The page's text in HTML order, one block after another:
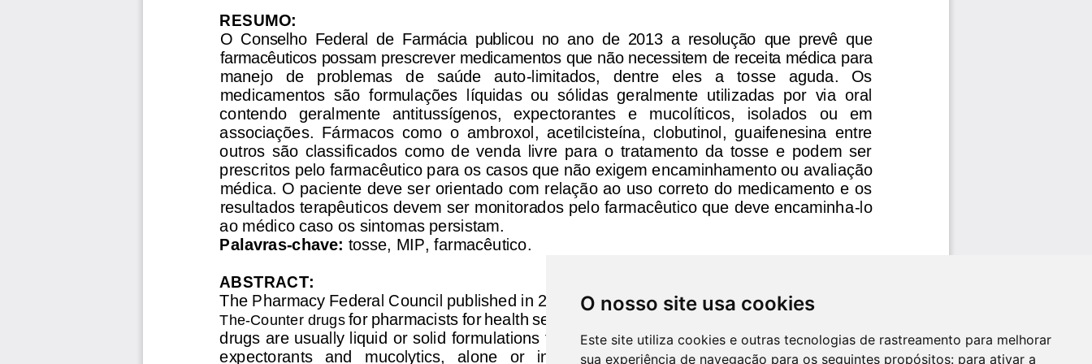
O nosso site usa cookies
Este site utiliza cookies e outras tecnologias de rastreamento para melhorar
sua experiência de navegação para os seguintes propósitos: para ativar a